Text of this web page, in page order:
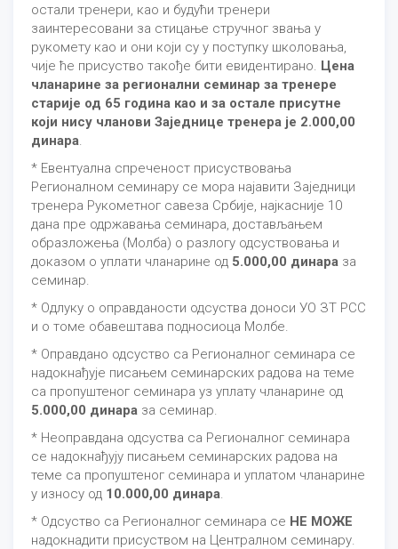
остали тренери, као и будући тренери
заинтересовани за стицање стручног звања у
рукомету као и они који су у поступку школовања,
чије ће присуство такође бити евидентирано. Цена
чланарине за регионални семинар за тренере
старије од 65 година као и за остале присутне
који нису чланови Заједнице тренера је 2.000,00
динара.
* Евентуална спреченост присуствовања
Регионалном семинару се мора најавити Заједници
тренера Рукометног савеза Србије, најкасније 10
дана пре одржавања семинара, достављањем
образложења (Молба) о разлогу одсуствовања и
доказом о уплати чланарине од 5.000,00 динара за
семинар.
* Одлуку о оправданости одсуства доноси УО ЗТ РСС
и о томе обавештава подносиоца Молбе.
* Оправдано одсуство са Регионалног семинара се
надокнађује писањем семинарских радова на теме
са пропуштеног семинара уз уплату чланарине од
5.000,00 динара за семинар.
* Неоправдана одсуства са Регионалног семинара
се надокнађују писањем семинарских радова на
теме са пропуштеног семинара и уплатом чланарине
у износу од 10.000,00 динара.
* Одсуство са Регионалног семинара се НЕ МОЖЕ
надокнадити присуством на Централном семинару.